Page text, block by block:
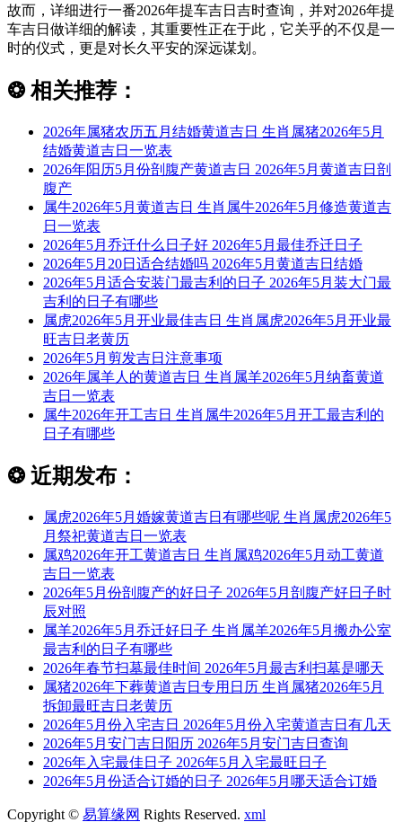
故而，详细进行一番2026年提车吉日吉时查询，并对2026年提
车吉日做详细的解读，其重要性正在于此，它关乎的不仅是一
时的仪式，更是对长久平安的深远谋划。
❂ 相关推荐：
2026年属猪农历五月结婚黄道吉日 生肖属猪2026年5月
结婚黄道吉日一览表
2026年阳历5月份剖腹产黄道吉日 2026年5月黄道吉日剖
腹产
属牛2026年5月黄道吉日 生肖属牛2026年5月修造黄道吉
日一览表
2026年5月乔迁什么日子好 2026年5月最佳乔迁日子
2026年5月20日适合结婚吗 2026年5月黄道吉日结婚
2026年5月适合安装门最吉利的日子 2026年5月装大门最
吉利的日子有哪些
属虎2026年5月开业最佳吉日 生肖属虎2026年5月开业最
旺吉日老黄历
2026年5月剪发吉日注意事项
2026年属羊人的黄道吉日 生肖属羊2026年5月纳畜黄道
吉日一览表
属牛2026年开工吉日 生肖属牛2026年5月开工最吉利的
日子有哪些
❂ 近期发布：
属虎2026年5月婚嫁黄道吉日有哪些呢 生肖属虎2026年5
月祭祀黄道吉日一览表
属鸡2026年开工黄道吉日 生肖属鸡2026年5月动工黄道
吉日一览表
2026年5月份剖腹产的好日子 2026年5月剖腹产好日子时
辰对照
属羊2026年5月乔迁好日子 生肖属羊2026年5月搬办公室
最吉利的日子有哪些
2026年春节扫墓最佳时间 2026年5月最吉利扫墓是哪天
属猪2026年下葬黄道吉日专用日历 生肖属猪2026年5月
拆卸最旺吉日老黄历
2026年5月份入宅吉日 2026年5月份入宅黄道吉日有几天
2026年5月安门吉日阳历 2026年5月安门吉日查询
2026年入宅最佳日子 2026年5月入宅最旺日子
2026年5月份适合订婚的日子 2026年5月哪天适合订婚
Copyright © 易算缘网 Rights Reserved. xml